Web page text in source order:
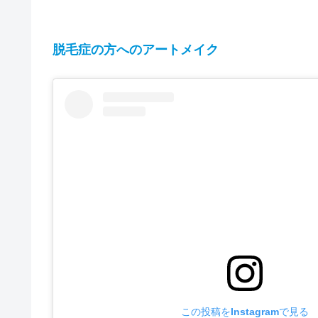
脱毛症の方へのアートメイク
この投稿をInstagramで見る